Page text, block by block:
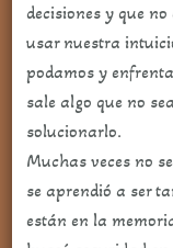
decisiones y que
usar nuestra
podamos y
sale algo que no
solucionarlo.
Muchas veces no
se aprendió a ser
están en la